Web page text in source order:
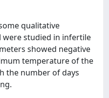
qualitative
were studied in infertile
showed negative
temperature of the
the number of days